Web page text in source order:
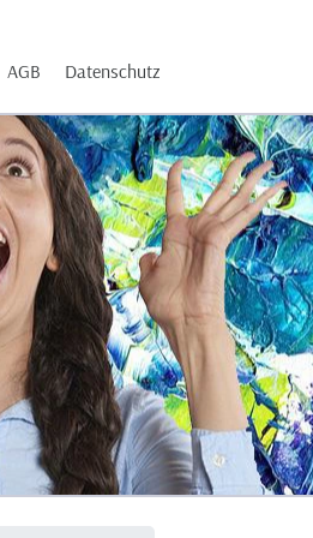
AGB Datenschutz